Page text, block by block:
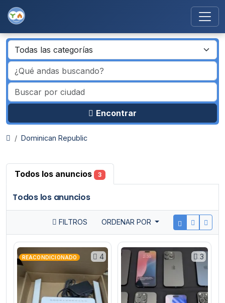
Encontrar
Dominican Republic
Todos los anuncios 3
Todos los anuncios
FILTROS ORDENAR POR
4
REACONDICIONADO 3